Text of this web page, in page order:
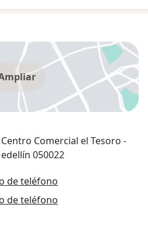
Comercial el Tesoro -
050022
de teléfono
de teléfono